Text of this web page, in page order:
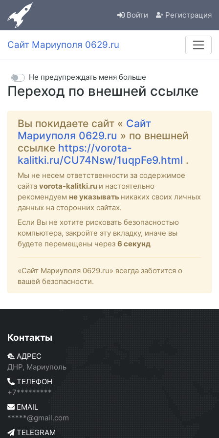
Войти Регистрация
Сайт Мариуполя 0629.ru
Переход по внешней ссылке
Не предупреждать меня больше
Вы покидаете сайт « Сайт
Мариуполя 0629.ru » по внешней
ссылке https://vorota-
kalitki.ru/CU74Nsw/1uqpFe9.html .
Мы не несем ответственности за содержимое
сайта vorota-kalitki.ru и настоятельно
рекомендуем не указывать никаких своих личных
данных на сторонних сайтах.
Если Вы не хотите рисковать безопасностью
компьютера, закройте эту вкладку, иначе вы
будете перемещены через 6 секунд
«Сайт Мариуполя 0629.ru» всегда заботится о
вашей безопасности.
Контакты
АДРЕС
ДНР, Мариуполь
ТЕЛЕФОН
+7*********
EMAIL
*****@gmail.com
TELEGRAM